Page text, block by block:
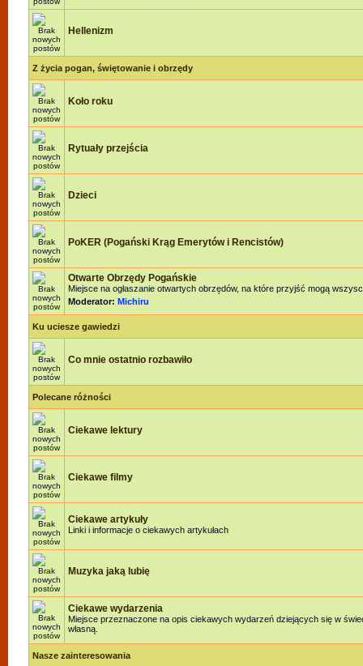
Hellenizm
Z życia pogan, świętowanie i obrzędy
Koło roku
Rytuały przejścia
Dzieci
PoKER (Pogański Krąg Emerytów i Rencistów)
Otwarte Obrzędy Pogańskie
Miejsce na ogłaszanie otwartych obrzędów, na które przyjść mogą
Moderator: Michiru
Ku uciesze gawiedzi
Co mnie ostatnio rozbawiło
Polecane różności
Ciekawe lektury
Ciekawe filmy
Ciekawe artykuły
Linki i informacje o ciekawych artykułach
Muzyka jaką lubię
Ciekawe wydarzenia
Miejsce przeznaczone na opis ciekawych wydarzeń dziejących się w
własną.
Nasze zainteresowania